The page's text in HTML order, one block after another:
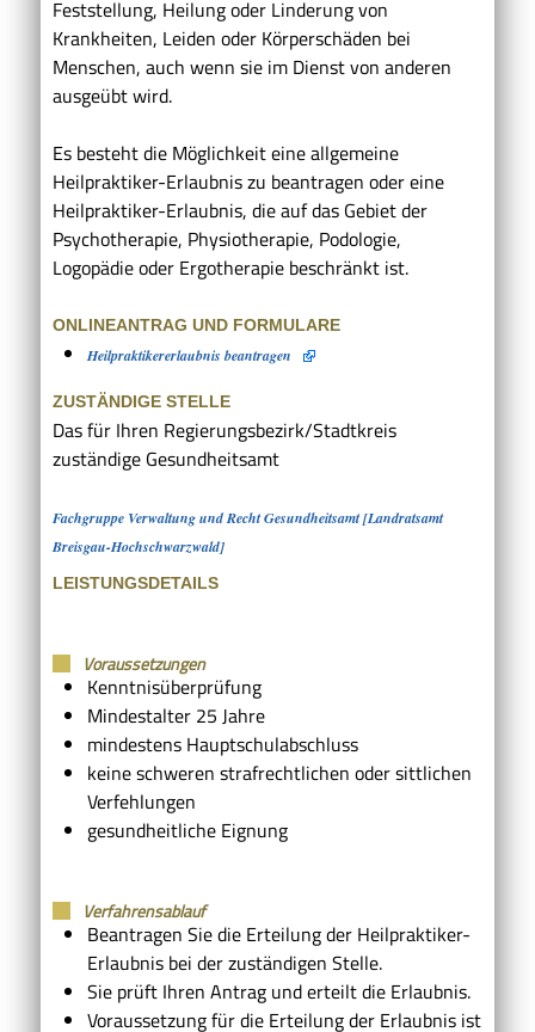
Feststellung, Heilung oder Linderung von
Krankheiten, Leiden oder Körperschäden bei
Menschen, auch wenn sie im Dienst von anderen
ausgeübt wird.
Es besteht die Möglichkeit eine allgemeine
Heilpraktiker-Erlaubnis zu beantragen oder eine
Heilpraktiker-Erlaubnis, die auf das Gebiet der
Psychotherapie, Physiotherapie, Podologie,
Logopädie oder Ergotherapie beschränkt ist.
ONLINEANTRAG UND FORMULARE
Heilpraktikererlaubnis beantragen
ZUSTÄNDIGE STELLE
Das für Ihren Regierungsbezirk/Stadtkreis
zuständige Gesundheitsamt
Fachgruppe Verwaltung und Recht Gesundheitsamt [Landratsamt
Breisgau-Hochschwarzwald]
LEISTUNGSDETAILS
Voraussetzungen
Kenntnisüberprüfung
Mindestalter 25 Jahre
mindestens Hauptschulabschluss
keine schweren strafrechtlichen oder sittlichen
Verfehlungen
gesundheitliche Eignung
Verfahrensablauf
Beantragen Sie die Erteilung der Heilpraktiker-
Erlaubnis bei der zuständigen Stelle.
Sie prüft Ihren Antrag und erteilt die Erlaubnis.
Voraussetzung für die Erteilung der Erlaubnis ist